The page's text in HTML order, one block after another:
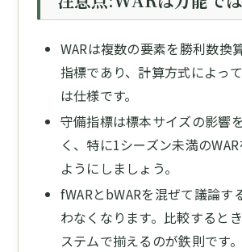
WARは複数の要素を勝利数換
指標であり、計算方式によっ
は仕様です。
守備指標は標本サイズの影響
く、特に1シーズン未満の
ようにしましょう。
fWARとbWARを混ぜて議論す
わなくなります。比較すると
ステムで揃えるのが鉄則です。